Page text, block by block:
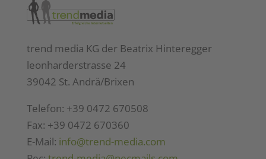
trend media KG der Beatrix Hinteregger
leonharderstrasse 24
39042 St. Andrä/Brixen
Telefon: +39 0472 670508
Fax: +39 0472 670360
E-Mail: info@trend-media.com